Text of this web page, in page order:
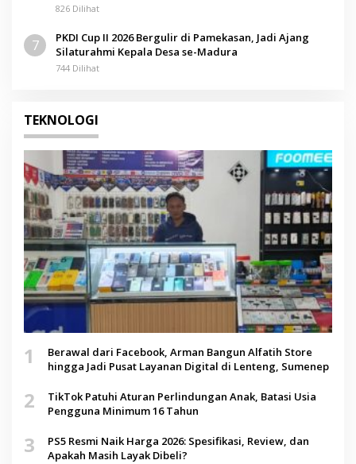
826 Dilihat
7
PKDI Cup II 2026 Bergulir di Pamekasan, Jadi Ajang
Silaturahmi Kepala Desa se-Madura
744 Dilihat
TEKNOLOGI
1
Berawal dari Facebook, Arman Bangun Alfatih Store
hingga Jadi Pusat Layanan Digital di Lenteng, Sumenep
2
TikTok Patuhi Aturan Perlindungan Anak, Batasi Usia
Pengguna Minimum 16 Tahun
3
PS5 Resmi Naik Harga 2026: Spesifikasi, Review, dan
Apakah Masih Layak Dibeli?